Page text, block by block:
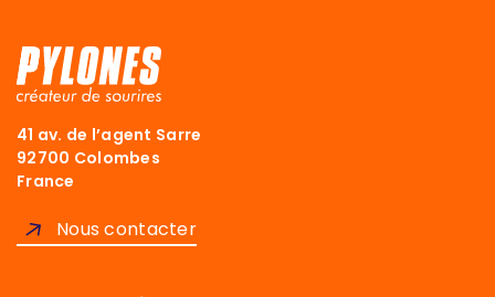
41 av. de l’agent Sarre
92700 Colombes
France
Nous contacter